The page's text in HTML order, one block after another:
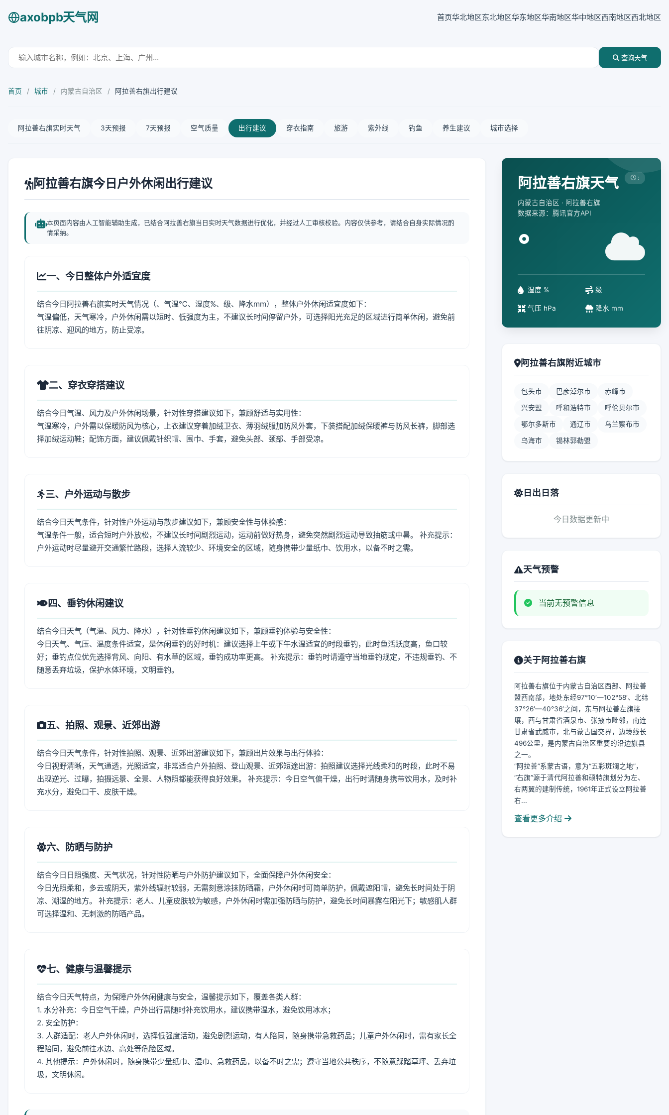
axobpb天气网 首页华北地区东北地区华东地区华南地区华中地区西南地区西北地区
查询天气
首页 / 城市 / 内蒙古自治区 / 阿拉善右旗出行建议
阿拉善右旗实时天气 3天预报 7天预报 空气质量 出行建议 穿衣指南 旅游 紫外线 钓鱼 养生建议 城市选择
阿拉善右旗今日户外休闲出行建议
本页面内容由人工智能辅助生成，已结合阿拉善右旗当日实时天气数据进行优化，并经过人工审核校验。内容仅供参考，请结合自身实际情况酌
情采纳。
一、今日整体户外适宜度
结合今日阿拉善右旗实时天气情况（、气温℃、湿度%、级、降水mm），整体户外休闲适宜度如下：
气温偏低，天气寒冷，户外休闲需以短时、低强度为主，不建议长时间停留户外，可选择阳光充足的区域进行简单休闲，避免前
往阴凉、迎风的地方，防止受凉。
二、穿衣穿搭建议
结合今日气温、风力及户外休闲场景，针对性穿搭建议如下，兼顾舒适与实用性：
气温寒冷，户外需以保暖防风为核心，上衣建议穿着加绒卫衣、薄羽绒服加防风外套，下装搭配加绒保暖裤与防风长裤，脚部选
择加绒运动鞋；配饰方面，建议佩戴针织帽、围巾、手套，避免头部、颈部、手部受凉。
三、户外运动与散步
结合今日天气条件，针对性户外运动与散步建议如下，兼顾安全性与体验感：
气温条件一般，适合短时户外放松，不建议长时间剧烈运动，运动前做好热身，避免突然剧烈运动导致抽筋或中暑。 补充提示：
户外运动时尽量避开交通繁忙路段，选择人流较少、环境安全的区域，随身携带少量纸巾、饮用水，以备不时之需。
四、垂钓休闲建议
结合今日天气（气温、风力、降水），针对性垂钓休闲建议如下，兼顾垂钓体验与安全性：
今日天气、气压、温度条件适宜，是休闲垂钓的好时机：建议选择上午或下午水温适宜的时段垂钓，此时鱼活跃度高，鱼口较
好；垂钓点位优先选择背风、向阳、有水草的区域，垂钓成功率更高。 补充提示：垂钓时请遵守当地垂钓规定，不违规垂钓、不
随意丢弃垃圾，保护水体环境，文明垂钓。
五、拍照、观景、近郊出游
结合今日天气条件，针对性拍照、观景、近郊出游建议如下，兼顾出片效果与出行体验：
今日视野清晰，天气通透，光照适宜，非常适合户外拍照、登山观景、近郊短途出游：拍照建议选择光线柔和的时段，此时不易
出现逆光、过曝，拍摄远景、全景、人物照都能获得良好效果。 补充提示：今日空气偏干燥，出行时请随身携带饮用水，及时补
充水分，避免口干、皮肤干燥。
六、防晒与防护
结合今日日照强度、天气状况，针对性防晒与户外防护建议如下，全面保障户外休闲安全：
今日光照柔和，多云或阴天，紫外线辐射较弱，无需刻意涂抹防晒霜，户外休闲时可简单防护，佩戴遮阳帽，避免长时间处于阴
凉、潮湿的地方。 补充提示：老人、儿童皮肤较为敏感，户外休闲时需加强防晒与防护，避免长时间暴露在阳光下；敏感肌人群
可选择温和、无刺激的防晒产品。
七、健康与温馨提示
结合今日天气特点，为保障户外休闲健康与安全，温馨提示如下，覆盖各类人群：
1. 水分补充：今日空气干燥，户外出行需随时补充饮用水，建议携带温水，避免饮用冰水；
2. 安全防护：
3. 人群适配：老人户外休闲时，选择低强度活动，避免剧烈运动，有人陪同，随身携带急救药品；儿童户外休闲时，需有家长全
程陪同，避免前往水边、高处等危险区域。
4. 其他提示：户外休闲时，随身携带少量纸巾、湿巾、急救药品，以备不时之需；遵守当地公共秩序，不随意踩踏草坪、丢弃垃
圾，文明休闲。
阿拉善右旗天气
内蒙古自治区 · 阿拉善右旗
数据来源：腾讯官方API
:
°
湿度 % 级
气压 hPa 降水 mm
阿拉善右旗附近城市
包头市 巴彦淖尔市 赤峰市
兴安盟 呼和浩特市 呼伦贝尔市
鄂尔多斯市 通辽市 乌兰察布市
乌海市 锡林郭勒盟
日出日落
今日数据更新中
天气预警
当前无预警信息
关于阿拉善右旗
阿拉善右旗位于内蒙古自治区西部、阿拉善
盟西南部，地处东经97°10′—102°58′、北纬
37°26′—40°36′之间，东与阿拉善左旗接
壤，西与甘肃省酒泉市、张掖市毗邻，南连
甘肃省武威市，北与蒙古国交界，边境线长
496公里，是内蒙古自治区重要的沿边旗县
之一。
“阿拉善”系蒙古语，意为“五彩斑斓之地”，
“右旗”源于清代阿拉善和硕特旗划分为左、
右两翼的建制传统，1961年正式设立阿拉善
右...
查看更多介绍